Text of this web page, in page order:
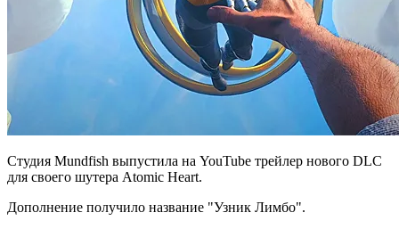
Студия Mundfish выпустила на YouTube трейлер нового DLC
для своего шутера Atomic Heart.
Дополнение получило название "Узник Лимбо".